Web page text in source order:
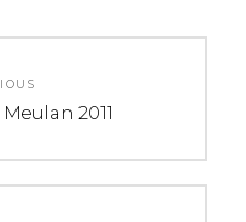
2011